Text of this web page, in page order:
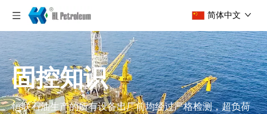
简体中文
固控知识
恒联石油生产的所有设备出厂前均经过严格检测，超负荷